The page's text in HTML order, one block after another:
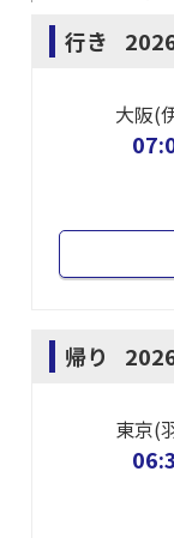
行き
大阪(
帰り
東京(